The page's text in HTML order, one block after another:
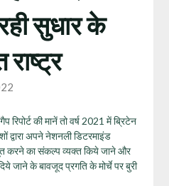
सुधार के
रिपोर्ट की मानें तो वर्ष 2021 में ब्रिटेन
द्वारा अपने नेशनली डिटरमाइंड
करने का संकल्‍प व्‍यक्‍त किये जाने और
जाने के बावजूद प्रगति के मोर्चे पर बुरी